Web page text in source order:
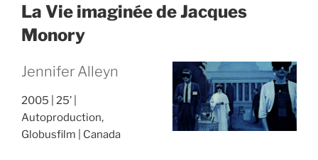
La Vie imaginée de Jacques
Monory
Jennifer Alleyn
2005
25’
Autoproduction,
Globusfilm
Canada